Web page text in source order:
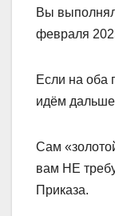
Вы
февраля
Если на оба
идём
Сам
вам НЕ
Приказа.